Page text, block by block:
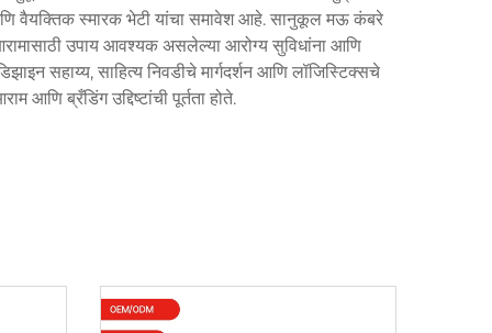
वैयक्तिक स्मारक भेटी यांचा समावेश आहे. सानुकूल मऊ कंबरे
उपाय आवश्यक असलेल्या आरोग्य सुविधांना आणि
सहाय्य, साहित्य निवडीचे मार्गदर्शन आणि लॉजिस्टिक्सचे
आणि ब्रँडिंग उद्दिष्टांची पूर्तता होते.